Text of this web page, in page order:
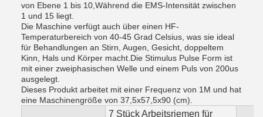
von Ebene 1 bis 10,Während die EMS-Intensität zwischen
1 und 15 liegt.
Die Maschine verfügt auch über einen HF-
Temperaturbereich von 40-45 Grad Celsius, was sie ideal
für Behandlungen an Stirn, Augen, Gesicht, doppeltem
Kinn, Hals und Körper macht.Die Stimulus Pulse Form ist
mit einer zweiphasischen Welle und einem Puls von 200us
ausgelegt.
Dieses Produkt arbeitet mit einer Frequenz von 1M und hat
eine Maschinengröße von 37,5x57,5x90 (cm).
7 Stück Arbeitsriemen für